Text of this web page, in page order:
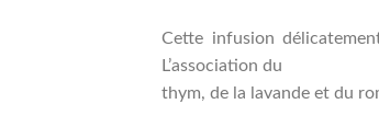
Cette infusion
L’association du
thym, de la lavande et du